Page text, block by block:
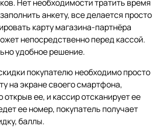
Нет необходимости тратить время
анкету, все делается просто
карту магазина-партнёра
непосредственно перед кассой.
удобное решение.
покупателю необходимо просто
на экране своего смартфона,
открыв ее, и кассир отсканирует ее
ее номер, покупатель получает
баллы.